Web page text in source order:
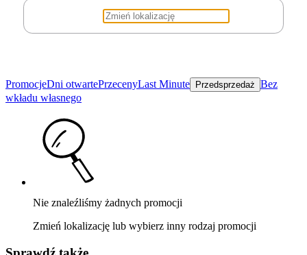
PromocjeDni otwartePrzecenyLast Minute Przedsprzedaż Bez
wkładu własnego
Nie znaleźliśmy żadnych promocji
Zmień lokalizację lub wybierz inny rodzaj promocji